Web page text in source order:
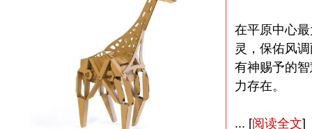
在平原中心
灵，保佑风
有神赐予的
力存在。
... [阅读全文]